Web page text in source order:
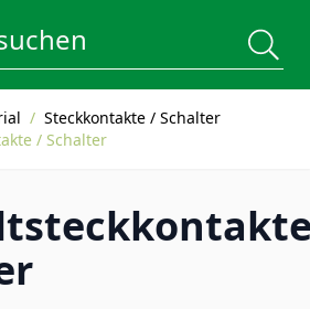
/ Steckkontakte / Schalter
/ Schalter